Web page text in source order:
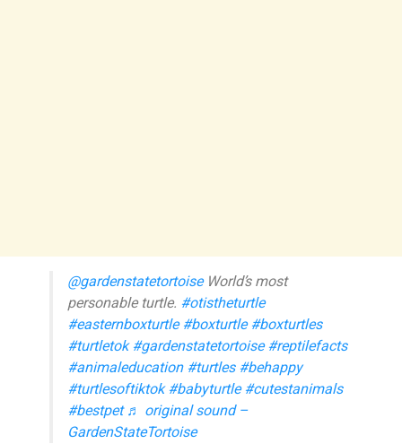
@gardenstatetortoiseWorld’s most
personable turtle. #otistheturtle
#easternboxturtle #boxturtle #boxturtles
#turtletok #gardenstatetortoise #reptilefacts
#animaleducation #turtles #behappy
#turtlesoftiktok #babyturtle #cutestanimals
#bestpet ♬ original sound –
GardenStateTortoise